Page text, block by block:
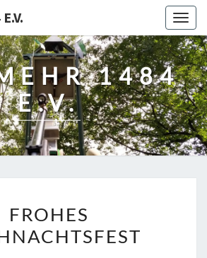
1484
E.V.
WEIHNACHTSFEST
FROHES